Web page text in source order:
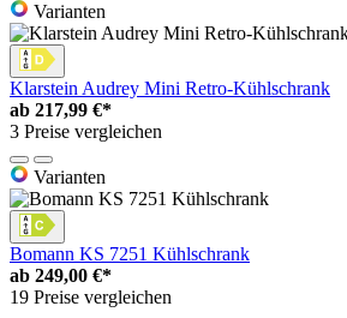
Varianten
Klarstein Audrey Mini Retro-Kühlschrank
ab 217,99 €*
3 Preise vergleichen
Varianten
Bomann KS 7251 Kühlschrank
ab 249,00 €*
19 Preise vergleichen